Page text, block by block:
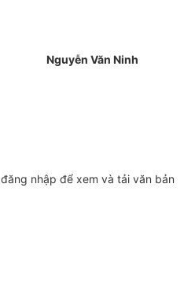
Nguyễn Văn Ninh
đăng nhập để xem và tải văn bản